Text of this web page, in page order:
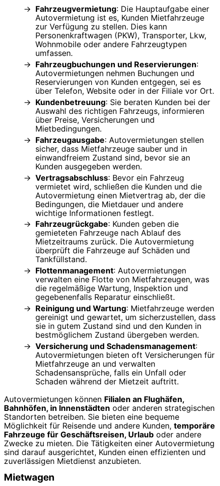
Fahrzeugvermietung: Die Hauptaufgabe einer
Autovermietung ist es, Kunden Mietfahrzeuge
zur Verfügung zu stellen. Dies kann
Personenkraftwagen (PKW), Transporter, Lkw,
Wohnmobile oder andere Fahrzeugtypen
umfassen.
Fahrzeugbuchungen und Reservierungen:
Autovermietungen nehmen Buchungen und
Reservierungen von Kunden entgegen, sei es
über Telefon, Website oder in der Filiale vor Ort.
Kundenbetreuung: Sie beraten Kunden bei der
Auswahl des richtigen Fahrzeugs, informieren
über Preise, Versicherungen und
Mietbedingungen.
Fahrzeugausgabe: Autovermietungen stellen
sicher, dass Mietfahrzeuge sauber und in
einwandfreiem Zustand sind, bevor sie an
Kunden ausgegeben werden.
Vertragsabschluss: Bevor ein Fahrzeug
vermietet wird, schließen die Kunden und die
Autovermietung einen Mietvertrag ab, der die
Bedingungen, die Mietdauer und andere
wichtige Informationen festlegt.
Fahrzeugrückgabe: Kunden geben die
gemieteten Fahrzeuge nach Ablauf des
Mietzeitraums zurück. Die Autovermietung
überprüft die Fahrzeuge auf Schäden und
Tankfüllstand.
Flottenmanagement: Autovermietungen
verwalten eine Flotte von Mietfahrzeugen, was
die regelmäßige Wartung, Inspektion und
gegebenenfalls Reparatur einschließt.
Reinigung und Wartung: Mietfahrzeuge werden
gereinigt und gewartet, um sicherzustellen, dass
sie in gutem Zustand sind und den Kunden in
bestmöglichem Zustand übergeben werden.
Versicherung und Schadensmanagement:
Autovermietungen bieten oft Versicherungen für
Mietfahrzeuge an und verwalten
Schadensansprüche, falls ein Unfall oder
Schaden während der Mietzeit auftritt.
Autovermietungen können Filialen an Flughäfen,
Bahnhöfen, in Innenstädten oder anderen strategischen
Standorten betreiben. Sie bieten eine bequeme
Möglichkeit für Reisende und andere Kunden, temporäre
Fahrzeuge für Geschäftsreisen, Urlaub oder andere
Zwecke zu mieten. Die Tätigkeiten einer Autovermietung
sind darauf ausgerichtet, Kunden einen effizienten und
zuverlässigen Mietdienst anzubieten.
Mietwagen